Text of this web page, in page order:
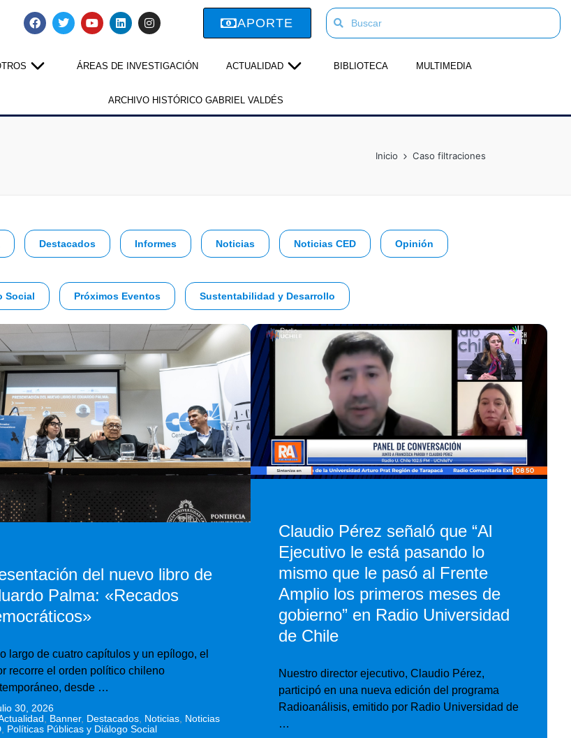
APORTE
ÁREAS DE INVESTIGACIÓN ACTUALIDAD BIBLIOTECA MULTIMEDIA
ARCHIVO HISTÓRICO GABRIEL VALDÉS
Inicio Caso filtraciones
Destacados Informes Noticias Noticias CED Opinión
Social Próximos Eventos Sustentabilidad y Desarrollo
del nuevo libro de
Palma: «Recados
largo de cuatro capítulos y un epílogo, el
recorre el orden político chileno
desde …
30, 2026
Banner, Destacados, Noticias, Noticias
Políticas Públicas y Diálogo Social
Claudio Pérez señaló que “Al
Ejecutivo le está pasando lo
mismo que le pasó al Frente
Amplio los primeros meses de
gobierno” en Radio Universidad
de Chile
Nuestro director ejecutivo, Claudio Pérez,
participó en una nueva edición del programa
Radioanálisis, emitido por Radio Universidad de
…